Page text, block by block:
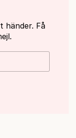
händer. Få